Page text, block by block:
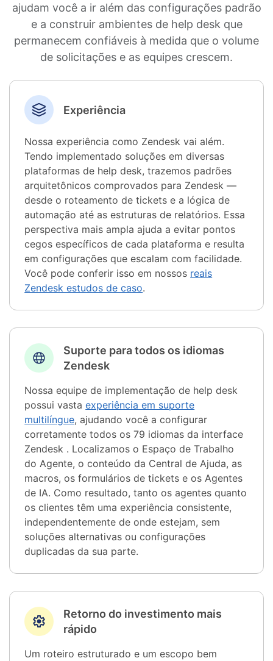
ajudam você a ir além das configurações padrão
e a construir ambientes de help desk que
permanecem confiáveis ​​à medida que o volume
de solicitações e as equipes crescem.
Experiência
Nossa experiência como Zendesk vai além.
Tendo implementado soluções em diversas
plataformas de help desk, trazemos padrões
arquitetônicos comprovados para Zendesk —
desde o roteamento de tickets e a lógica de
automação até as estruturas de relatórios. Essa
perspectiva mais ampla ajuda a evitar pontos
cegos específicos de cada plataforma e resulta
em configurações que escalam com facilidade.
Você pode conferir isso em nossos reais
Zendesk estudos de caso.
Suporte para todos os idiomas
Zendesk
Nossa equipe de implementação de help desk
possui vastaexperiência em suporte
multilíngue, ajudando você a configurar
corretamente todos os 79 idiomas da interface
Zendesk . Localizamos o Espaço de Trabalho
do Agente, o conteúdo da Central de Ajuda, as
macros, os formulários de tickets e os Agentes
de IA. Como resultado, tanto os agentes quanto
os clientes têm uma experiência consistente,
independentemente de onde estejam, sem
soluções alternativas ou configurações
duplicadas da sua parte.
Retorno do investimento mais
rápido
Um roteiro estruturado e um escopo bem